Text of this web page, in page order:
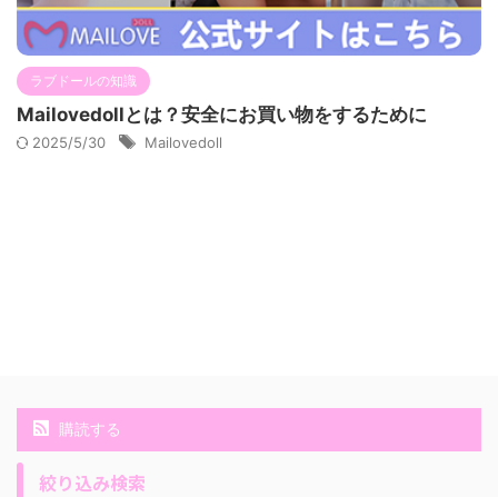
ラブドールの知識
Mailovedollとは？安全にお買い物をするために
2025/5/30 Mailovedoll
購読する
絞り込み検索